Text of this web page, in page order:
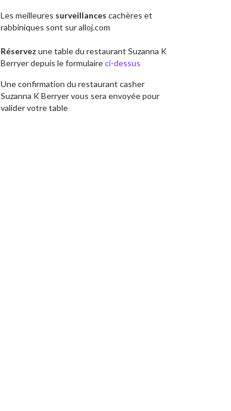
Les meilleures surveillances cachères et
rabbiniques sont sur alloj.com
Réservez une table du restaurant Suzanna K
Berryer depuis le formulaireci-dessus
Une confirmation du restaurant casher
Suzanna K Berryer vous sera envoyée pour
valider votre table